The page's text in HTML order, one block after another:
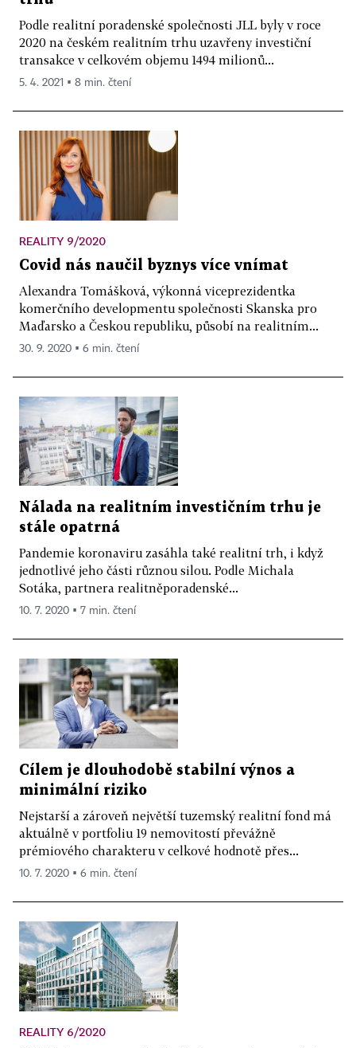
Podle realitní poradenské společnosti JLL byly v roce
2020 na českém realitním trhu uzavřeny investiční
transakce v celkovém objemu 1494 milionů...
5. 4. 2021 ▪ 8 min. čtení
REALITY 9/2020
Covid nás naučil byznys více vnímat
Alexandra Tomášková, výkonná viceprezidentka
komerčního developmentu společnosti Skanska pro
Maďarsko a Českou republiku, působí na realitním...
30. 9. 2020 ▪ 6 min. čtení
Nálada na realitním investičním trhu je
stále opatrná
Pandemie koronaviru zasáhla také realitní trh, i když
jednotlivé jeho části různou silou. Podle Michala
Sotáka, partnera realitněporadenské...
10. 7. 2020 ▪ 7 min. čtení
Cílem je dlouhodobě stabilní výnos a
minimální riziko
Nejstarší a zároveň největší tuzemský realitní fond má
aktuálně v portfoliu 19 nemovitostí převážně
prémiového charakteru v celkové hodnotě přes...
10. 7. 2020 ▪ 6 min. čtení
REALITY 6/2020